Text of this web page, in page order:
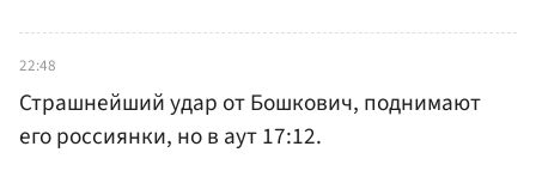
22:48
Страшнейший удар от Бошкович, поднимают
его россиянки, но в аут 17:12.